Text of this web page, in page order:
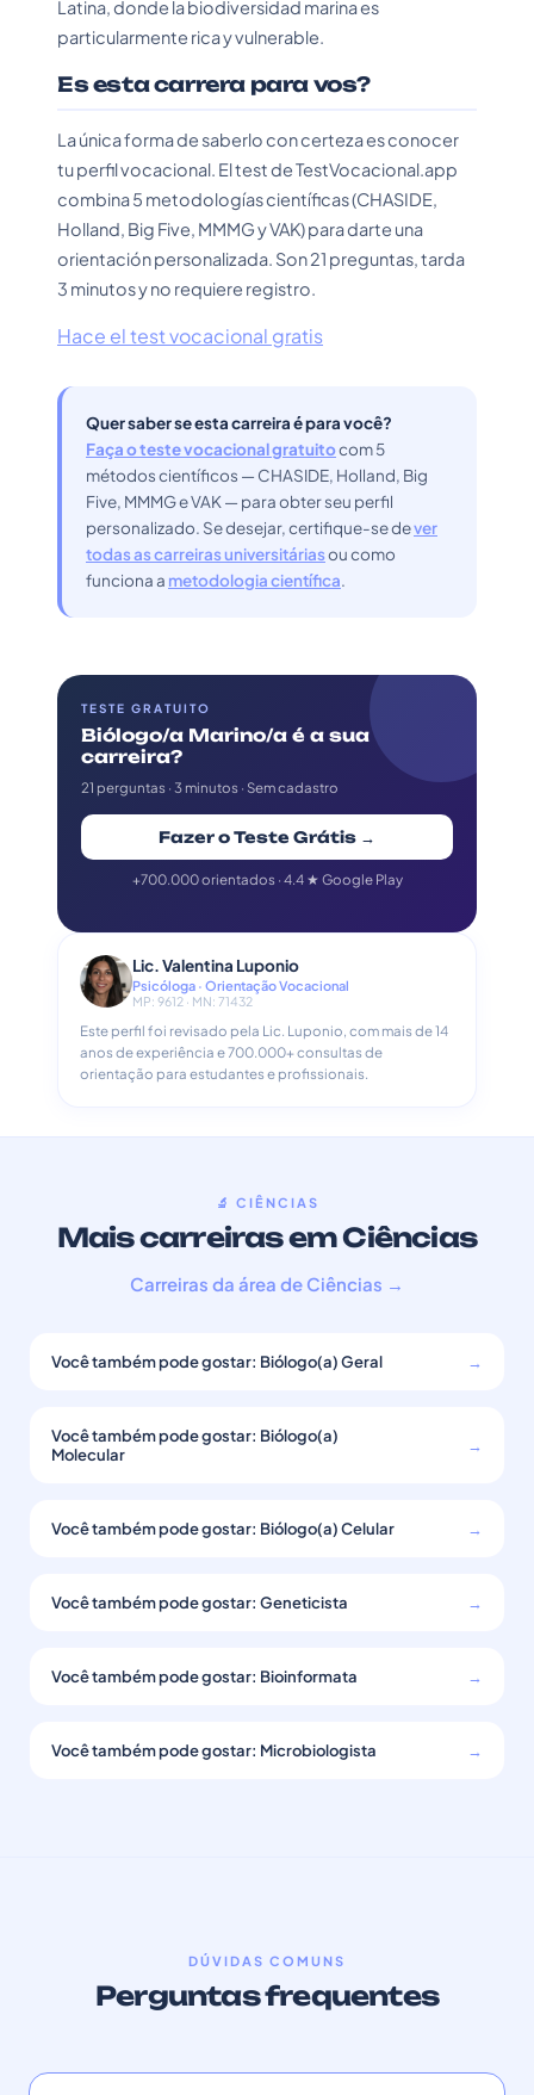
Latina, donde la biodiversidad marina es
particularmente rica y vulnerable.
Es esta carrera para vos?
La única forma de saberlo con certeza es conocer
tu perfil vocacional. El test de TestVocacional.app
combina 5 metodologías científicas (CHASIDE,
Holland, Big Five, MMMG y VAK) para darte una
orientación personalizada. Son 21 preguntas, tarda
3 minutos y no requiere registro.
Hace el test vocacional gratis
Quer saber se esta carreira é para você?
Faça o teste vocacional gratuitocom 5
métodos científicos — CHASIDE, Holland, Big
Five, MMMG e VAK — para obter seu perfil
personalizado. Se desejar, certifique-se dever
todas as carreiras universitáriasou como
funciona a metodologia científica.
TESTE GRATUITO
Biólogo/a Marino/a é a sua
carreira?
21 perguntas · 3 minutos · Sem cadastro
Fazer o Teste Grátis →
+700.000 orientados · 4.4 ★ Google Play
Lic. Valentina Luponio
Psicóloga · Orientação Vocacional
MP: 9612 · MN: 71432
Este perfil foi revisado pela Lic. Luponio, com mais de 14
anos de experiência e 700.000+ consultas de
orientação para estudantes e profissionais.
🔬 CIÊNCIAS
Mais carreiras em Ciências
Carreiras da área de Ciências →
Você também pode gostar: Biólogo(a) Geral →
Você também pode gostar: Biólogo(a)
Molecular
→
Você também pode gostar: Biólogo(a) Celular →
Você também pode gostar: Geneticista →
Você também pode gostar: Bioinformata →
Você também pode gostar: Microbiologista →
DÚVIDAS COMUNS
Perguntas frequentes